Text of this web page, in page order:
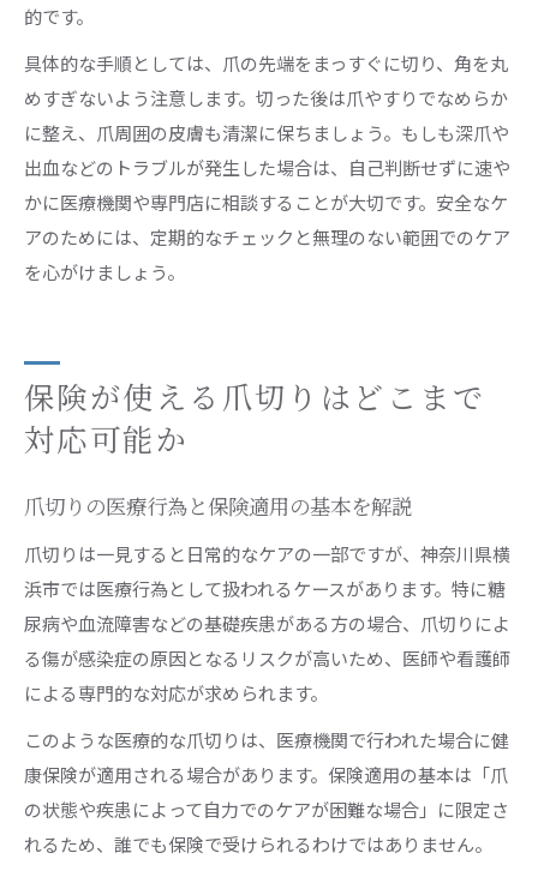
的です。
具体的な手順としては、爪の先端をまっすぐに切り、角を丸
めすぎないよう注意します。切った後は爪やすりでなめらか
に整え、爪周囲の皮膚も清潔に保ちましょう。もしも深爪や
出血などのトラブルが発生した場合は、自己判断せずに速や
かに医療機関や専門店に相談することが大切です。安全なケ
アのためには、定期的なチェックと無理のない範囲でのケア
を心がけましょう。
保険が使える爪切りはどこまで
対応可能か
爪切りの医療行為と保険適用の基本を解説
爪切りは一見すると日常的なケアの一部ですが、神奈川県横
浜市では医療行為として扱われるケースがあります。特に糖
尿病や血流障害などの基礎疾患がある方の場合、爪切りによ
る傷が感染症の原因となるリスクが高いため、医師や看護師
による専門的な対応が求められます。
このような医療的な爪切りは、医療機関で行われた場合に健
康保険が適用される場合があります。保険適用の基本は「爪
の状態や疾患によって自力でのケアが困難な場合」に限定さ
れるため、誰でも保険で受けられるわけではありません。